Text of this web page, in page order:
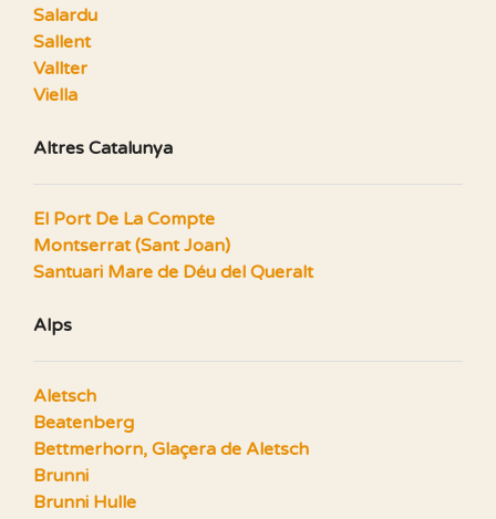
Salardu
Sallent
Vallter
Viella
Altres Catalunya
El Port De La Compte
Montserrat (Sant Joan)
Santuari Mare de Déu del Queralt
Alps
Aletsch
Beatenberg
Bettmerhorn, Glaçera de Aletsch
Brunni
Brunni Hulle